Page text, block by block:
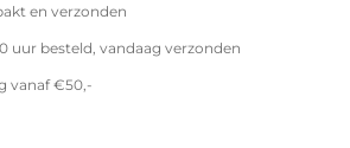
en verzonden
uur besteld, vandaag verzonden
vanaf €50,-